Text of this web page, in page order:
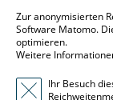
Zur anonymisierten
Software Matomo.
optimieren.
Weitere
Ihr Besuch